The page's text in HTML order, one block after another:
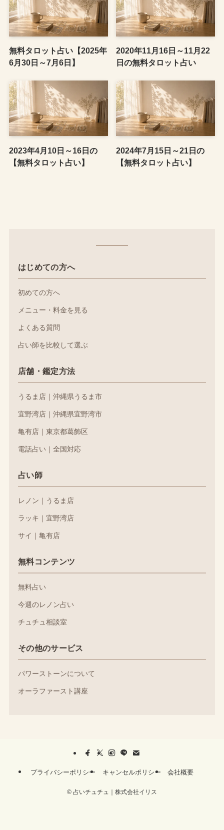
無料タロット占い【2025年
6月30日～7月6日】
2020年11月16日～11月22
日の無料タロット占い
2023年4月10日～16日の
【無料タロット占い】
2024年7月15日～21日の
【無料タロット占い】
はじめての方へ
初めての方へ
メニュー・料金を見る
よくある質問
占い師を比較して選ぶ
店舗・鑑定方法
うるま店｜沖縄県うるま市
宜野湾店｜沖縄県宜野湾市
亀有店｜東京都葛飾区
電話占い｜全国対応
占い師
レノン｜うるま店
ラッキ｜宜野湾店
サイ｜亀有店
無料コンテンツ
無料占い
今週のレノン占い
チュチュ相談室
その他のサービス
パワーストーンについて
オーラファースト講座
プライバシーポリシー キャンセルポリシー 会社概要
© 占いチュチュ｜株式会社イリス